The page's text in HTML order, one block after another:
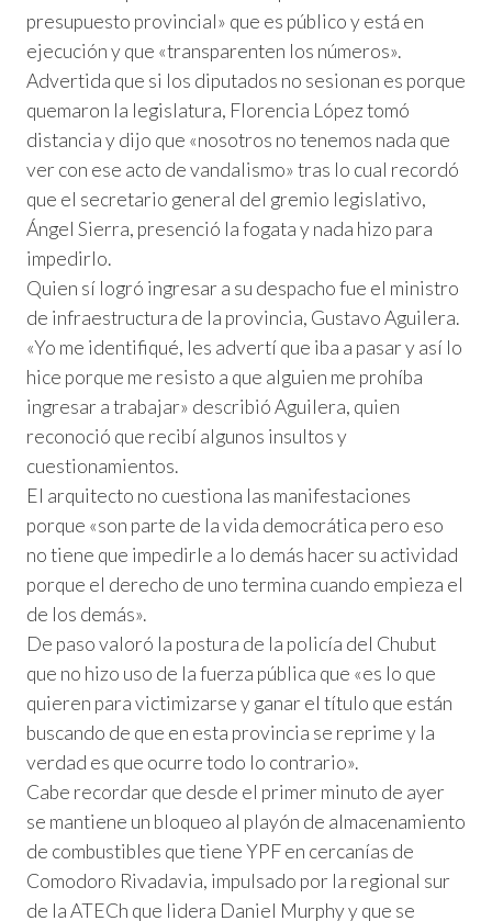
presupuesto provincial» que es público y está en
ejecución y que «transparenten los números».
Advertida que si los diputados no sesionan es porque
quemaron la legislatura, Florencia López tomó
distancia y dijo que «nosotros no tenemos nada que
ver con ese acto de vandalismo» tras lo cual recordó
que el secretario general del gremio legislativo,
Ángel Sierra, presenció la fogata y nada hizo para
impedirlo.
Quien sí logró ingresar a su despacho fue el ministro
de infraestructura de la provincia, Gustavo Aguilera.
«Yo me identifiqué, les advertí que iba a pasar y así lo
hice porque me resisto a que alguien me prohíba
ingresar a trabajar» describió Aguilera, quien
reconoció que recibí algunos insultos y
cuestionamientos.
El arquitecto no cuestiona las manifestaciones
porque «son parte de la vida democrática pero eso
no tiene que impedirle a lo demás hacer su actividad
porque el derecho de uno termina cuando empieza el
de los demás».
De paso valoró la postura de la policía del Chubut
que no hizo uso de la fuerza pública que «es lo que
quieren para victimizarse y ganar el título que están
buscando de que en esta provincia se reprime y la
verdad es que ocurre todo lo contrario».
Cabe recordar que desde el primer minuto de ayer
se mantiene un bloqueo al playón de almacenamiento
de combustibles que tiene YPF en cercanías de
Comodoro Rivadavia, impulsado por la regional sur
de la ATECh que lidera Daniel Murphy y que se